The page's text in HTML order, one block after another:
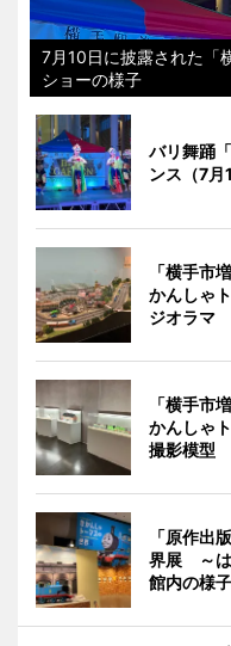
7月10日に披露された「
ショーの様子
バリ舞踊
ンス（7月
「横手市
かんしゃ
ジオラマ
「横手市
かんしゃ
撮影模型
「原作出
界展 ～は
館内の様子